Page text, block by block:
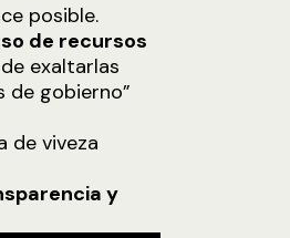
posible.
de recursos
exaltarlas
gobierno”
de viveza
y